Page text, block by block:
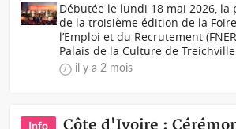
Débutée le lundi 18 mai 2026, la
de la troisième édition de la
l’Emploi et du Recrutement
Palais de la Culture de
il y a 2 mois
Info